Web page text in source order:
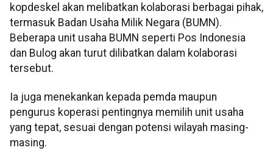
kopdeskel akan melibatkan kolaborasi berbagai pihak,
termasuk Badan Usaha Milik Negara (BUMN).
Beberapa unit usaha BUMN seperti Pos Indonesia
dan Bulog akan turut dilibatkan dalam kolaborasi
tersebut.
Ia juga menekankan kepada pemda maupun
pengurus koperasi pentingnya memilih unit usaha
yang tepat, sesuai dengan potensi wilayah masing-
masing.